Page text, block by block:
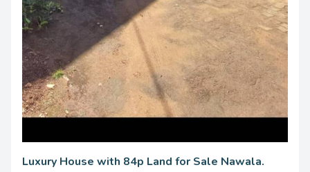
Luxury House with 84p Land for Sale Nawala.